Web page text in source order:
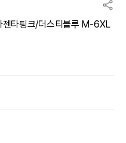
젠타핑크/더스티블루 M-6XL